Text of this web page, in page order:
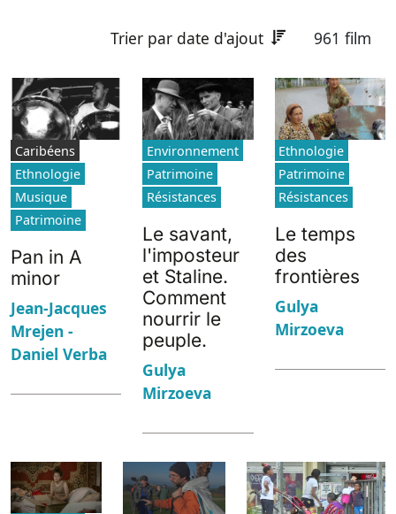
Trier par date d'ajout 961 film
Caribéens
Ethnologie
Musique
Patrimoine
Pan in A
minor
Jean-Jacques
Mrejen -
Daniel Verba
Environnement
Patrimoine
Résistances
Le savant,
l'imposteur
et Staline.
Comment
nourrir le
peuple.
Gulya
Mirzoeva
Ethnologie
Patrimoine
Résistances
Le temps
des
frontières
Gulya
Mirzoeva